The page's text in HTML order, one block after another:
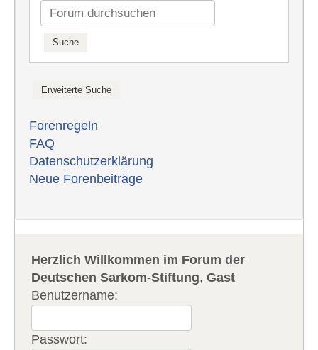
Forenregeln
FAQ
Datenschutzerklärung
Neue Forenbeiträge
Herzlich Willkommen im Forum der
Deutschen Sarkom-Stiftung,Gast
Benutzername:
Passwort: